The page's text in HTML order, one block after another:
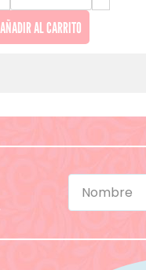
AÑADIR AL CARRITO